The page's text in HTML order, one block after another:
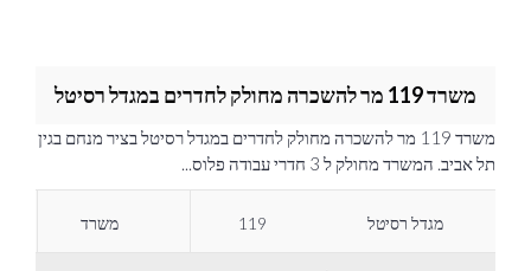
משרד 119 מר להשכרה מחולק לחדרים במגדל רסיטל
משרד 119 מר להשכרה מחולק לחדרים במגדל רסיטל בציר מנחם בגין
תל אביב. המשרד מחולק ל 3 חדרי עבודה פלוס...
מגדל רסיטל 119 משרד